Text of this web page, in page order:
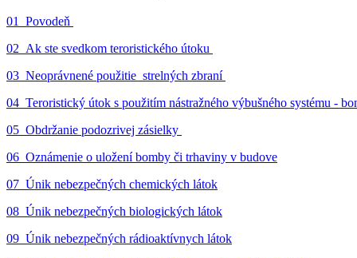
01_Povodeň
02_Ak ste svedkom teroristického útoku
03_Neoprávnené použitie strelných zbraní
04_Teroristický útok s použitím nástražného výbušného systému -
05_Obdržanie podozrivej zásielky
06_Oznámenie o uložení bomby či trhaviny v budove
07_Únik nebezpečných chemických látok
08_Únik nebezpečných biologických látok
09_Únik nebezpečných rádioaktívnych látok